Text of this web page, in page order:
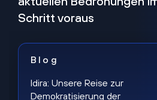
Schritt voraus
Blog
Idira: Unsere Reise zur
Demokratisierung der